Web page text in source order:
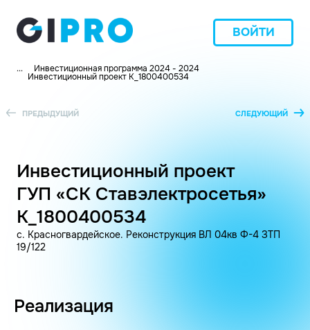
ВОЙТИ
... Инвестиционная программа 2024 - 2024
Инвестиционный проект K_1800400534
ПРЕДЫДУЩИЙ СЛЕДУЮЩИЙ
Инвестиционный проект
ГУП «СК Ставэлектросетья»
K_1800400534
с. Красногвардейское. Реконструкция ВЛ 04кв Ф-4 ЗТП
19/122
Реализация